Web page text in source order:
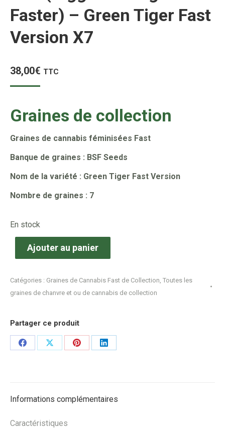
Faster) – Green Tiger Fast
Version X7
38,00€ TTC
Graines de collection
Graines de cannabis féminisées Fast
Banque de graines : BSF Seeds
Nom de la variété : Green Tiger Fast Version
Nombre de graines : 7
En stock
Ajouter au panier
Catégories : Graines de Cannabis Fast de Collection, Toutes les
graines de chanvre et ou de cannabis de collection
Partager ce produit
Share
Share
Share
Share
Informations complémentaires
Caractéristiques